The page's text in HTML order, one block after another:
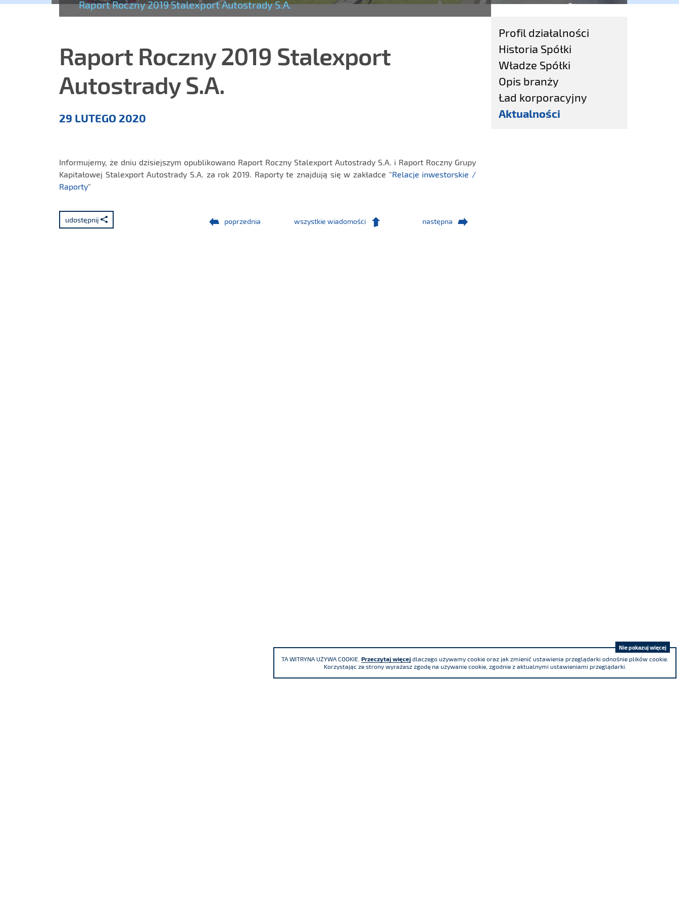
Raport Roczny 2019 Stalexport Autostrady S.A.
Raport Roczny 2019 Stalexport
Autostrady S.A.
29 LUTEGO 2020
Informujemy, że dniu dzisiejszym opublikowano Raport Roczny Stalexport Autostrady S.A. i Raport Roczny Grupy
Kapitałowej Stalexport Autostrady S.A. za rok 2019. Raporty te znajdują się w zakładce "Relacje inwestorskie /
Raporty"
udostępnij poprzednia wszystkie wiadomości następna
Profil działalności
Historia Spółki
Władze Spółki
Opis branży
Ład korporacyjny
Aktualności
TA WITRYNA UŻYWA COOKIE. Przeczytaj więcej dlaczego używamy cookie oraz jak zmienić ustawienia przeglądarki odnośnie plików cookie.
Korzystając ze strony wyrażasz zgodę na używanie cookie, zgodnie z aktualnymi ustawieniami przeglądarki.
Nie pokazuj więcej